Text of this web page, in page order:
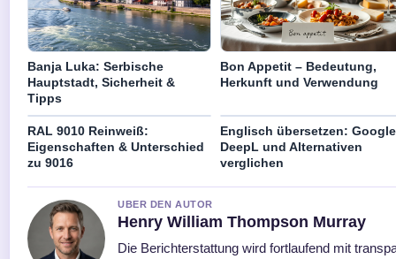
Banja Luka: Serbische
Hauptstadt, Sicherheit &
Tipps
Bon Appetit – Bedeutung,
Herkunft und Verwendung
RAL 9010 Reinweiß:
Eigenschaften & Unterschied
zu 9016
Englisch übersetzen:
DeepL und Alternativen
verglichen
UBER DEN AUTOR
Henry William Thompson Murray
Die Berichterstattung wird fortlaufend mit